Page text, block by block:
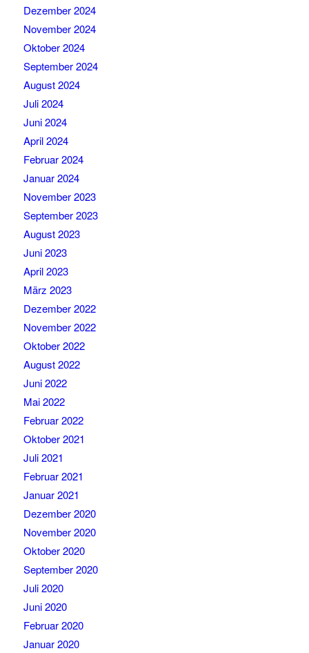
Dezember 2024
November 2024
Oktober 2024
September 2024
August 2024
Juli 2024
Juni 2024
April 2024
Februar 2024
Januar 2024
November 2023
September 2023
August 2023
Juni 2023
April 2023
März 2023
Dezember 2022
November 2022
Oktober 2022
August 2022
Juni 2022
Mai 2022
Februar 2022
Oktober 2021
Juli 2021
Februar 2021
Januar 2021
Dezember 2020
November 2020
Oktober 2020
September 2020
Juli 2020
Juni 2020
Februar 2020
Januar 2020